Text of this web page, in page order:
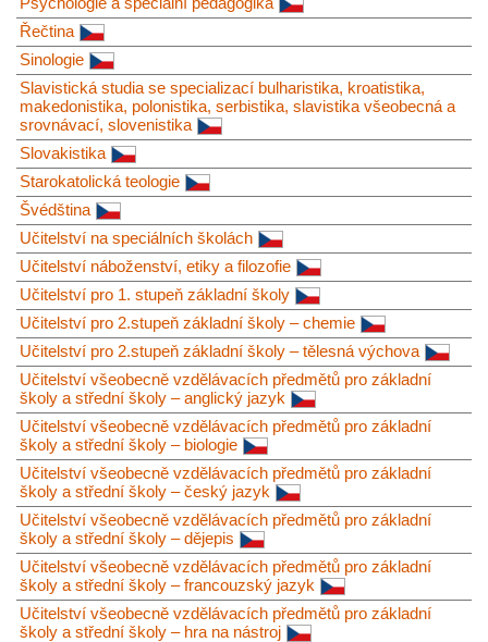
Řečtina
Sinologie
Slavistická studia se specializací bulharistika, kroatistika,
makedonistika, polonistika, serbistika, slavistika všeobecná a
srovnávací, slovenistika
Slovakistika
Starokatolická teologie
Švédština
Učitelství na speciálních školách
Učitelství náboženství, etiky a filozofie
Učitelství pro 1. stupeň základní školy
Učitelství pro 2.stupeň základní školy – chemie
Učitelství pro 2.stupeň základní školy – tělesná výchova
Učitelství všeobecně vzdělávacích předmětů pro základní
školy a střední školy – anglický jazyk
Učitelství všeobecně vzdělávacích předmětů pro základní
školy a střední školy – biologie
Učitelství všeobecně vzdělávacích předmětů pro základní
školy a střední školy – český jazyk
Učitelství všeobecně vzdělávacích předmětů pro základní
školy a střední školy – dějepis
Učitelství všeobecně vzdělávacích předmětů pro základní
školy a střední školy – francouzský jazyk
Učitelství všeobecně vzdělávacích předmětů pro základní
školy a střední školy – hra na nástroj